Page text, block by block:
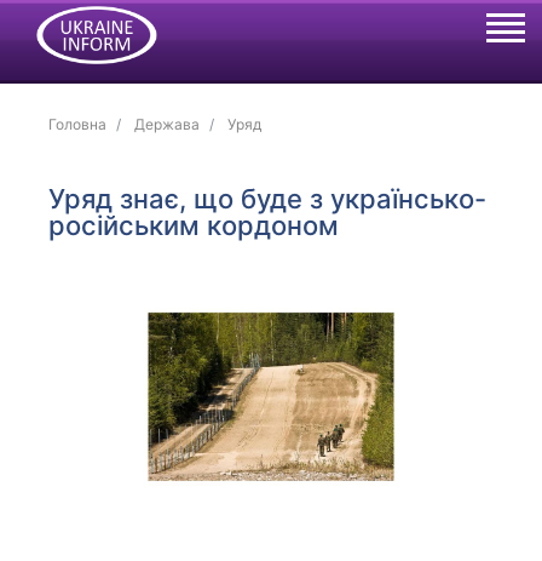
Головна Держава Уряд
Уряд знає, що буде з українсько-
російським кордоном